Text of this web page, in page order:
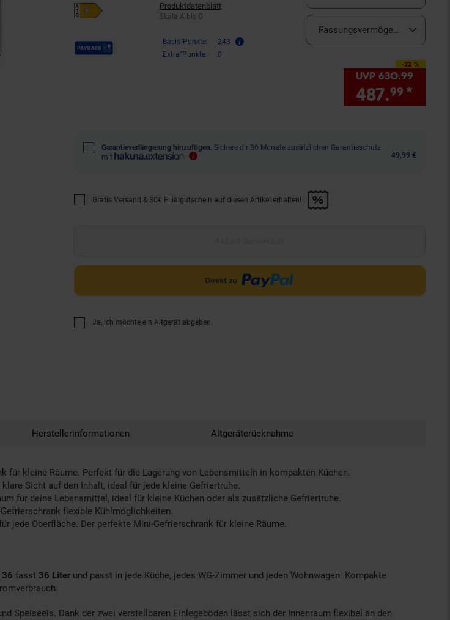
Energieeffizienzklasse E auf Skala A bis G
Produktdatenblatt
Skala A bis G
Payback Punkte Basis°Punkte:
243
Extra°Punkte:
0
Fassungsvermögen (Liter):
-22 %
Sie Sparen 22 Prozent,
UVP 630.99
487.99 *
Garantieverlängerung hinzufügen. Sichere dir 36 Monate zusätzlichen Garantieschutz
mit
49,99 €
Promotion "Gratis Versand &amp; 30€ Filialgutschein auf diesen Artikel erhalten!" anwenden
Gratis Versand & 30€ Filialgutschein auf diesen Artikel erhalten!
Ja, ich möchte ein Altgerät abgeben.
Herstellerinformationen Altgeräterücknahme
für kleine Räume. Perfekt für die Lagerung von Lebensmitteln in kompakten Küchen.
Sicht auf den Inhalt, ideal für jede kleine Gefriertruhe.
für deine Lebensmittel, ideal für kleine Küchen oder als zusätzliche Gefriertruhe.
Gefrierschrank flexible Kühlmöglichkeiten.
jede Oberfläche. Der perfekte Mini-Gefrierschrank für kleine Räume.
36 fasst 36 Liter und passt in jede Küche, jedes WG-Zimmer und jeden Wohnwagen. Kompakte
Speiseeis. Dank der zwei verstellbaren Einlegeböden lässt sich der Innenraum flexibel an den